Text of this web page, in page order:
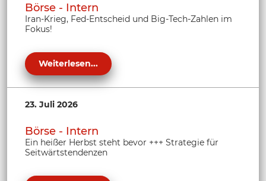
Börse - Intern
Iran-Krieg, Fed-Entscheid und Big-Tech-Zahlen im
Fokus!
Weiterlesen...
23. Juli 2026
Börse - Intern
Ein heißer Herbst steht bevor +++ Strategie für
Seitwärtstendenzen